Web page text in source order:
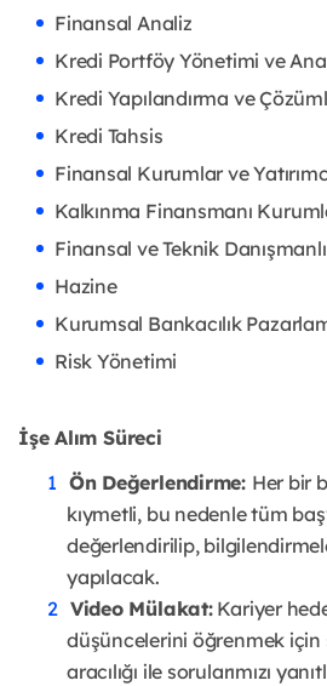
Finansal Analiz
Kredi Portföy Yönetimi ve
Kredi Yapılandırma ve
Kredi Tahsis
Finansal Kurumlar ve
Kalkınma Finansmanı
Finansal ve Teknik
Hazine
Kurumsal Bankacılık
Risk Yönetimi
İşe Alım Süreci
Ön Değerlendirme: Her bir
kıymetli, bu nedenle tüm
değerlendirilip,
yapılacak.
Video Mülakat:Kariyer
düşüncelerini öğrenmek için
aracılığı ile sorularımızı